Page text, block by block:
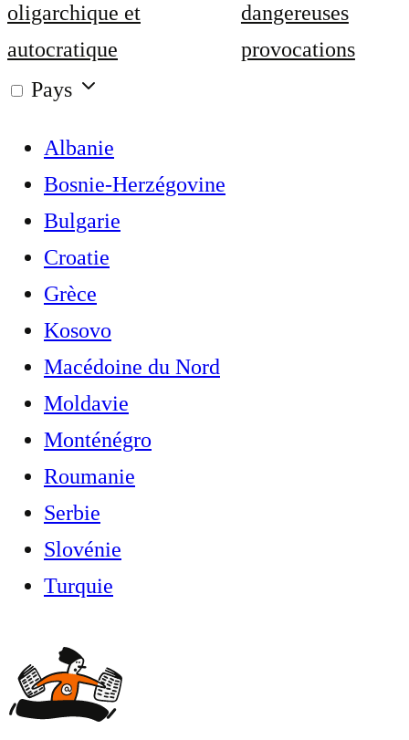
oligarchique et
autocratique
dangereuses
provocations
Pays
Albanie
Bosnie-Herzégovine
Bulgarie
Croatie
Grèce
Kosovo
Macédoine du Nord
Moldavie
Monténégro
Roumanie
Serbie
Slovénie
Turquie